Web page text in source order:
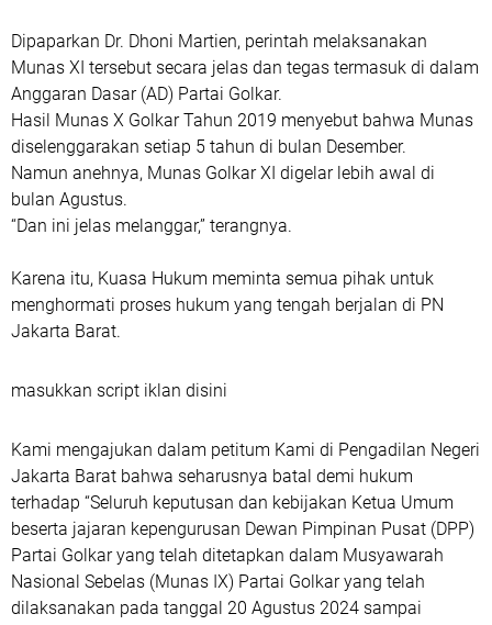
Dipaparkan Dr. Dhoni Martien, perintah melaksanakan
Munas XI tersebut secara jelas dan tegas termasuk di dalam
Anggaran Dasar (AD) Partai Golkar.
Hasil Munas X Golkar Tahun 2019 menyebut bahwa Munas
diselenggarakan setiap 5 tahun di bulan Desember.
Namun anehnya, Munas Golkar XI digelar lebih awal di
bulan Agustus.
“Dan ini jelas melanggar,” terangnya.
Karena itu, Kuasa Hukum meminta semua pihak untuk
menghormati proses hukum yang tengah berjalan di PN
Jakarta Barat.
masukkan script iklan disini
Kami mengajukan dalam petitum Kami di Pengadilan Negeri
Jakarta Barat bahwa seharusnya batal demi hukum
terhadap “Seluruh keputusan dan kebijakan Ketua Umum
beserta jajaran kepengurusan Dewan Pimpinan Pusat (DPP)
Partai Golkar yang telah ditetapkan dalam Musyawarah
Nasional Sebelas (Munas IX) Partai Golkar yang telah
dilaksanakan pada tanggal 20 Agustus 2024 sampai